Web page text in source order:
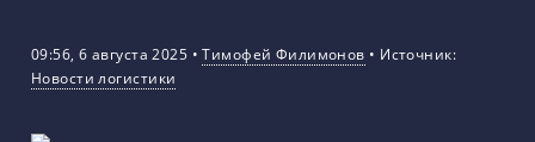
09:56, 6 августа 2025 •Тимофей Филимонов • Источник:
Новости логистики